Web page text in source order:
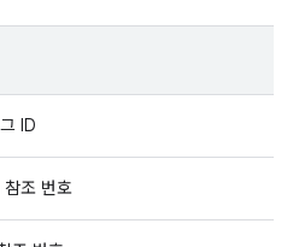
ID
조 번호